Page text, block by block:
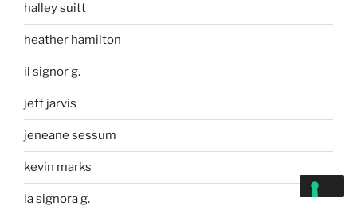
halley suitt
heather hamilton
il signor g.
jeff jarvis
jeneane sessum
kevin marks
la signora g.